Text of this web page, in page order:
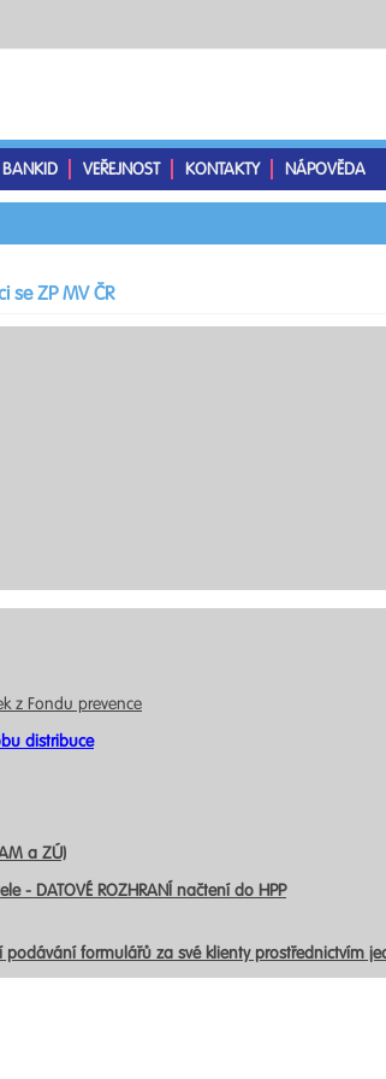
BANKID VEŘEJNOST KONTAKTY NÁPOVĚDA
ZP MV ČR
z Fondu prevence
distribuce
a ZÚ)
- DATOVÉ ROZHRANÍ načtení do HPP
formulářů za své klienty prostřednictvím